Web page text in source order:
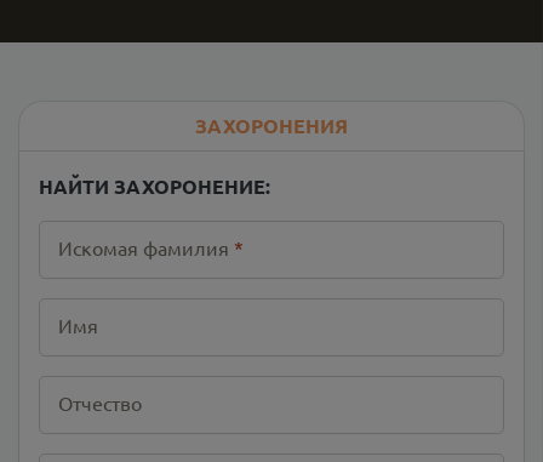
ЗАХОРОНЕНИЯ
НАЙТИ ЗАХОРОНЕНИЕ:
Искомая фамилия *
Имя
Отчество